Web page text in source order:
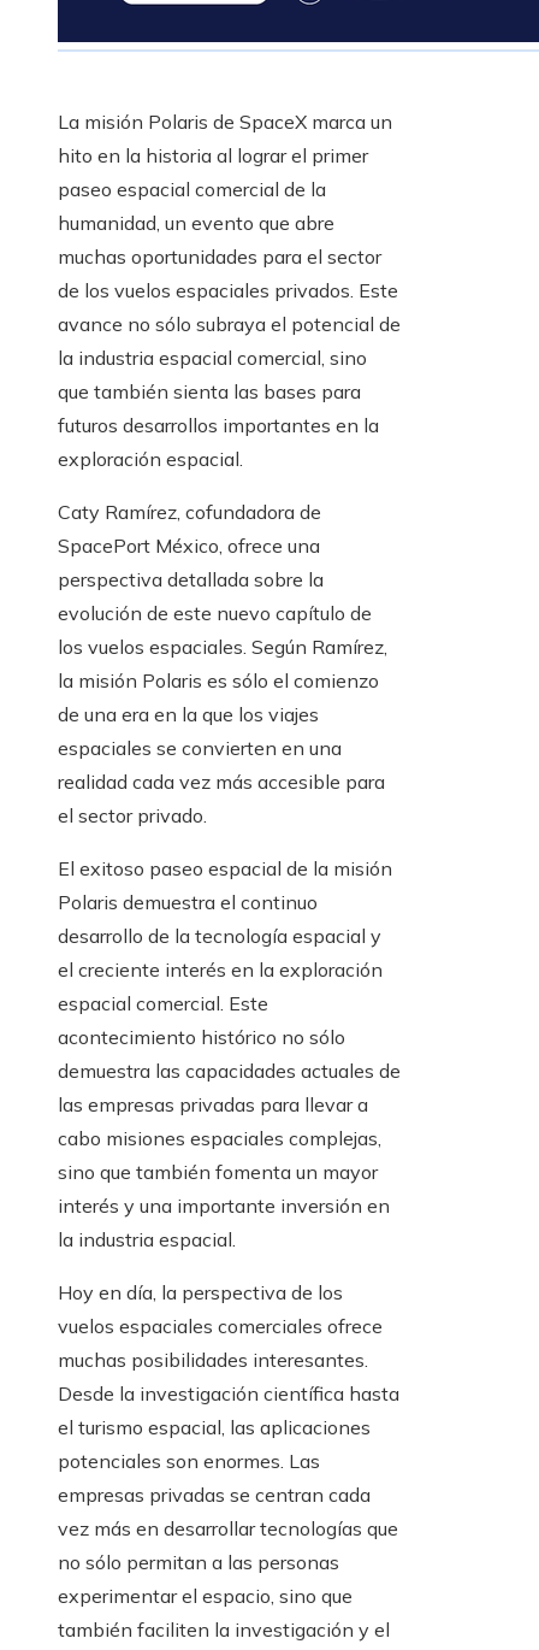
La misión Polaris de SpaceX marca un
hito en la historia al lograr el primer
paseo espacial comercial de la
humanidad, un evento que abre
muchas oportunidades para el sector
de los vuelos espaciales privados. Este
avance no sólo subraya el potencial de
la industria espacial comercial, sino
que también sienta las bases para
futuros desarrollos importantes en la
exploración espacial.
Caty Ramírez, cofundadora de
SpacePort México, ofrece una
perspectiva detallada sobre la
evolución de este nuevo capítulo de
los vuelos espaciales. Según Ramírez,
la misión Polaris es sólo el comienzo
de una era en la que los viajes
espaciales se convierten en una
realidad cada vez más accesible para
el sector privado.
El exitoso paseo espacial de la misión
Polaris demuestra el continuo
desarrollo de la tecnología espacial y
el creciente interés en la exploración
espacial comercial. Este
acontecimiento histórico no sólo
demuestra las capacidades actuales de
las empresas privadas para llevar a
cabo misiones espaciales complejas,
sino que también fomenta un mayor
interés y una importante inversión en
la industria espacial.
Hoy en día, la perspectiva de los
vuelos espaciales comerciales ofrece
muchas posibilidades interesantes.
Desde la investigación científica hasta
el turismo espacial, las aplicaciones
potenciales son enormes. Las
empresas privadas se centran cada
vez más en desarrollar tecnologías que
no sólo permitan a las personas
experimentar el espacio, sino que
también faciliten la investigación y el